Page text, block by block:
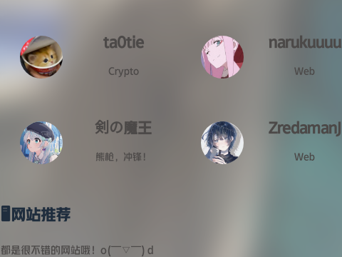
ta0tie
Crypto
narukuuuu
Web
剣の魔王
熊枪，冲锋！
ZredamanJ
Web
🖥网站推荐
都是很不错的网站哦！o(￣▽￣)ｄ